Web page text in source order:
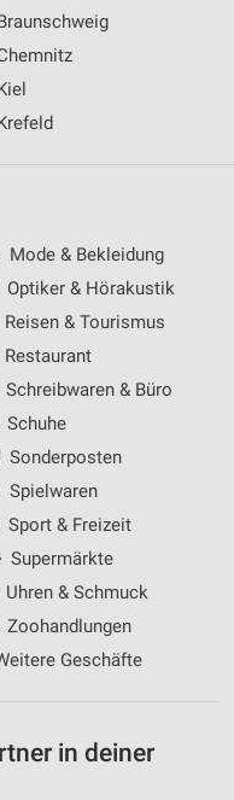
Mode & Bekleidung
Optiker & Hörakustik
Reisen & Tourismus
Restaurant
Schreibwaren & Büro
Schuhe
Sonderposten
Spielwaren
Sport & Freizeit
Supermärkte
Uhren & Schmuck
Zoohandlungen
Geschäfte
in deiner